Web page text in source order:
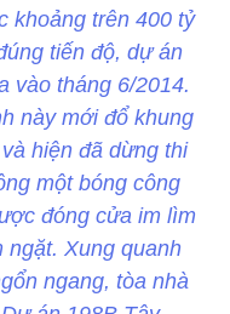
khoảng trên 400 tỷ
tiến độ, dự án
vào tháng 6/2014.
này mới đổ khung
hiện đã dừng thi
một bóng công
đóng cửa im lìm
ngặt. Xung quanh
ngang, tòa nhà